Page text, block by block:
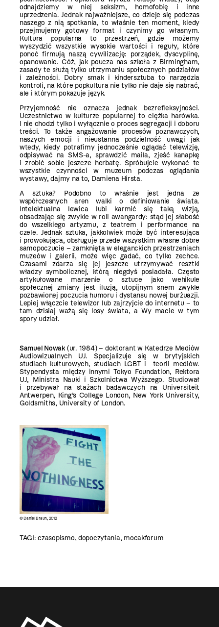
odnajdziemy w niej seksizm, homofobię i inne
uprzedzenia. Jednak najważniejsze, co dzieje się podczas
naszego z nią spotkania, to właśnie ten moment, kiedy
przejmujemy gotowy format i czynimy go własnym.
Kultura popularna to przestrzeń, gdzie możemy
wyszydzić wszystkie wysokie wartości i reguły, które
ponoć firmują naszą cywilizację: porządek, dyscyplinę,
opanowanie. Cóż, jak poucza nas szkoła z Birmingham,
zasady te służą tylko utrzymaniu społecznych podziałów
i zależności. Dobry smak i kindersztuba to narzędzia
kontroli, na które popkultura nie tylko nie daje się nabrać,
ale i którym pokazuje język.
Przyjemność nie oznacza jednak bezrefleksyjności.
Uczestnictwo w kulturze popularnej to ciężka harówka.
I nie chodzi tylko i wyłącznie o proces segregacji i doboru
treści. To także angażowanie procesów poznawczych,
naszych emocji i nieustanna podzielność uwagi jak
wtedy, kiedy potrafimy jednocześnie oglądać telewizję,
odpisywać na SMS-a, sprawdzić maila, zjeść kanapkę
i zrobić sobie jeszcze herbatę. Spróbujcie wykonać te
wszystkie czynności w muzeum podczas oglądania
wystawy, dajmy na to, Damiena Hirsta.
A sztuka? Podobno to właśnie jest jedna ze
współczesnych aren walki o definiowanie świata.
Intelektualna lewica lubi karmić się taką wizją,
obsadzając się zwykle w roli awangardy: stąd jej słabość
do wszelkiego artyzmu, z teatrem i performance na
czele. Jednak sztuka, jakkolwiek może być interesująca
i prowokująca, obsługuje przede wszystkim własne dobre
samopoczucie – zamknięta w eleganckich przestrzeniach
muzeów i galerii, może więc gadać, co tylko zechce.
Czasami zdarza się jej jeszcze utrzymywać resztki
władzy symbolicznej, którą niegdyś posiadała. Często
artykułowane marzenie o sztuce jako wehikule
społecznej zmiany jest iluzją, utopijnym snem zwykle
pozbawionej poczucia humoru i dystansu nowej burżuazji.
Lepiej włączcie telewizor lub zajrzyjcie do internetu – to
tam dzisiaj ważą się losy świata, a Wy macie w tym
spory udział.
Samuel Nowak(ur. 1984) – doktorant w Katedrze Mediów
Audiowizualnych UJ. Specjalizuje się w brytyjskich
studiach kulturowych, studiach LGBT i teorii mediów.
Stypendysta między innymi Tokyo Foundation, Rektora
UJ, Ministra Nauki i Szkolnictwa Wyższego. Studiował
i przebywał na stażach badawczych na Universiteit
Antwerpen, King’s College London, New York University,
Goldsmiths, University of London.
© Daniel Braun, 2012
TAGI:czasopismo, dopoczytania, mocakforum